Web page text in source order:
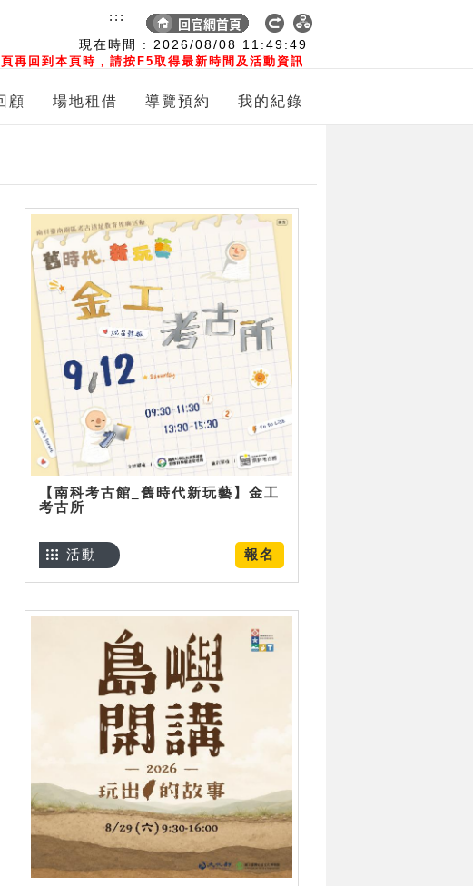
現在時間 : 2026/08/08 11:49:50
再回到本頁時，請按F5取得最新時間及活動資訊
:::
顧 場地租借 導覽預約 我的紀錄
【南科考古館_舊時代新玩藝】金工
考古所
報名
活動